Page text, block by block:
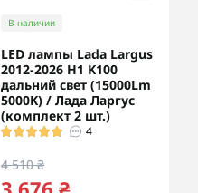
В наличии
LED лампы Lada Largus
2012-2026 H1 K100
дальний свет (15000Lm
5000K) / Лада Ларгус
(комплект 2 шт.)
4
4 510 ₴